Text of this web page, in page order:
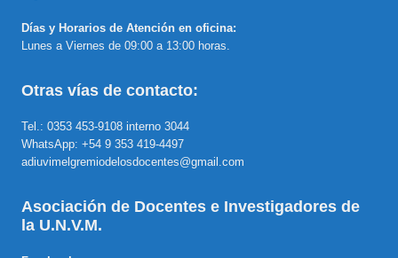
Días y Horarios de Atención en oficina:
Lunes a Viernes de 09:00 a 13:00 horas.
Otras vías de contacto:
Tel.: 0353 453-9108 interno 3044
WhatsApp: +54 9 353 419-4497
adiuvimelgremiodelosdocentes@gmail.com
Asociación de Docentes e Investigadores de
la U.N.V.M.